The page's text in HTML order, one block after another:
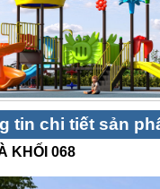
tin chi tiết sản
KHỐI 068